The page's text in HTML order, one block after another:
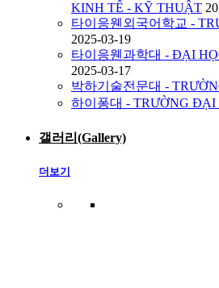
KINH TẾ - KỸ THUẬT
타이응웬외국어학교 -
2025-03-19
타이응웬과학대 - ĐẠI
2025-03-17
박하기술전문대 -
하이퐁대 - TRƯỜNG ĐẠI
갤러리(Gallery)
더보기